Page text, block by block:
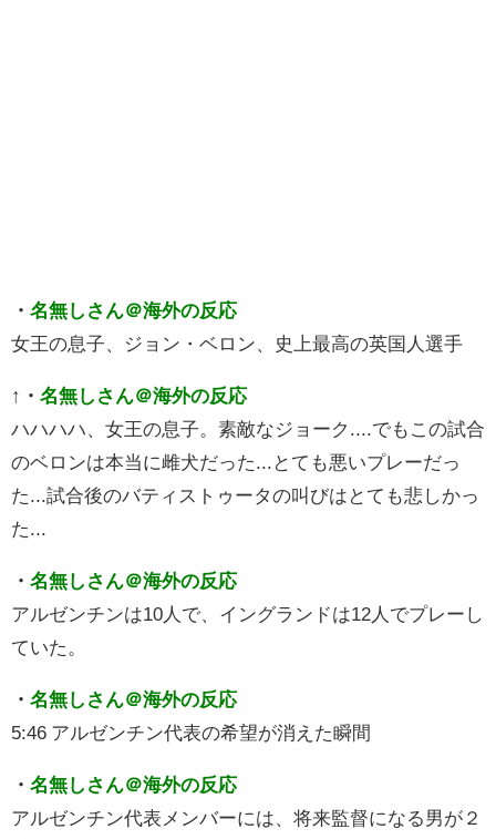
・ 名無しさん＠海外の反応
女王の息子、ジョン・ベロン、史上最高の英国人選手
↑ ・ 名無しさん＠海外の反応
ハハハハ、女王の息子。素敵なジョーク....でもこの試合
のベロンは本当に雌犬だった...とても悪いプレーだっ
た...試合後のバティストゥータの叫びはとても悲しかっ
た...
・ 名無しさん＠海外の反応
アルゼンチンは10人で、イングランドは12人でプレーし
ていた。
・ 名無しさん＠海外の反応
5:46 アルゼンチン代表の希望が消えた瞬間
・ 名無しさん＠海外の反応
アルゼンチン代表メンバーには、将来監督になる男が２